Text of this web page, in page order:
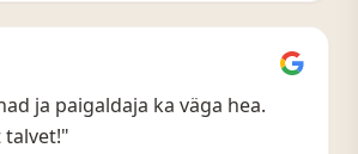
ja paigaldaja ka väga hea.
talvet!"